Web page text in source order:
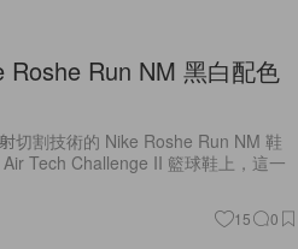
Run NM 黑白配色
切割技術的 Nike Roshe Run NM 鞋
Tech Challenge II 籃球鞋上，這一
15 0